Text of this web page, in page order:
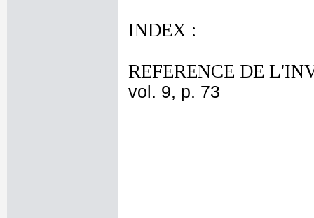
INDEX :
REFERENCE DE
vol. 9, p. 73